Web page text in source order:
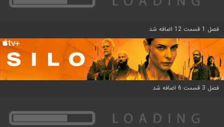
فصل 1 قسمت 12 اضافه شد
فصل 3 قسمت 6 اضافه شد